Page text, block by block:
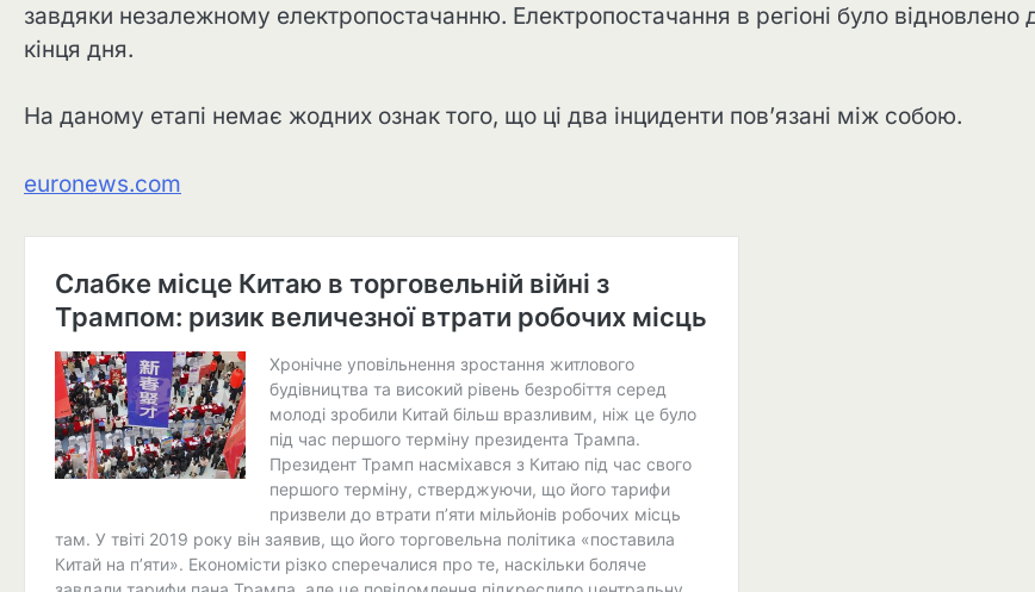
завдяки незалежному електропостачанню. Електропостачання в регіоні було відновлено
кінця дня.
На даному етапі немає жодних ознак того, що ці два інциденти пов’язані між собою.
euronews.com